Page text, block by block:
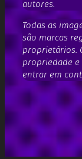
autores.
Todas as
são marcas
proprietários.
propriedade e
entrar em